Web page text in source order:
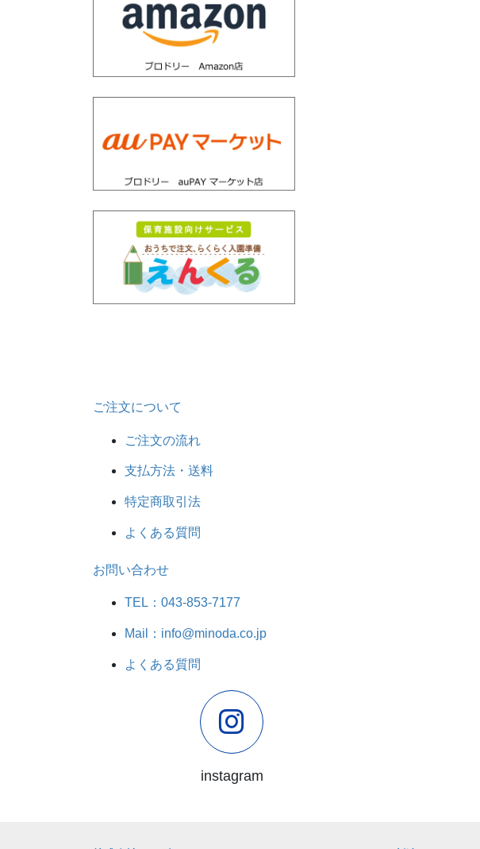
ご注文について
ご注文の流れ
支払方法・送料
特定商取引法
よくある質問
お問い合わせ
TEL：043-853-7177
Mail：info@minoda.co.jp
よくある質問
instagram